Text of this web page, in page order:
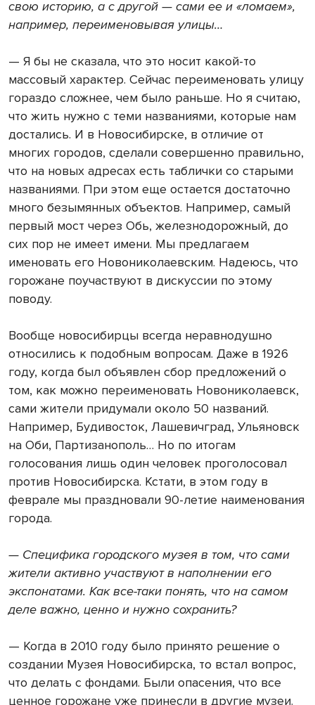
свою историю, а с другой — сами ее и «ломаем»,
например, переименовывая улицы…
— Я бы не сказала, что это носит какой-то
массовый характер. Сейчас переименовать улицу
гораздо сложнее, чем было раньше. Но я считаю,
что жить нужно с теми названиями, которые нам
достались. И в Новосибирске, в отличие от
многих городов, сделали совершенно правильно,
что на новых адресах есть таблички со старыми
названиями. При этом еще остается достаточно
много безымянных объектов. Например, самый
первый мост через Обь, железнодорожный, до
сих пор не имеет имени. Мы предлагаем
именовать его Новониколаевским. Надеюсь, что
горожане поучаствуют в дискуссии по этому
поводу.
Вообще новосибирцы всегда неравнодушно
относились к подобным вопросам. Даже в 1926
году, когда был объявлен сбор предложений о
том, как можно переименовать Новониколаевск,
сами жители придумали около 50 названий.
Например, Будивосток, Лашевичград, Ульяновск
на Оби, Партизанополь… Но по итогам
голосования лишь один человек проголосовал
против Новосибирска. Кстати, в этом году в
феврале мы праздновали 90-летие наименования
города.
— Специфика городского музея в том, что сами
жители активно участвуют в наполнении его
экспонатами. Как все-таки понять, что на самом
деле важно, ценно и нужно сохранить?
— Когда в 2010 году было принято решение о
создании Музея Новосибирска, то встал вопрос,
что делать с фондами. Были опасения, что все
ценное горожане уже принесли в другие музеи.